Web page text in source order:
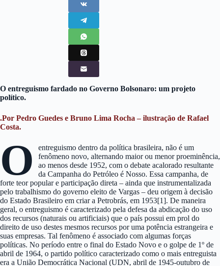
O entreguismo fardado no Governo Bolsonaro: um projeto
político.
.Por Pedro Guedes e Bruno Lima Rocha – ilustração de Rafael
Costa.
O
entreguismo dentro da política brasileira, não é um
fenômeno novo, alternando maior ou menor proeminência,
ao menos desde 1952, com o debate acalorado resultante
da Campanha do Petróleo é Nosso. Essa campanha, de
forte teor popular e participação direta – ainda que instrumentalizada
pelo trabalhismo do governo eleito de Vargas – deu origem à decisão
do Estado Brasileiro em criar a Petrobrás, em 1953[1]. De maneira
geral, o entreguismo é caracterizado pela defesa da abdicação do uso
dos recursos (naturais ou artificiais) que o país possui em prol do
direito de uso destes mesmos recursos por uma potência estrangeira e
suas empresas. Tal fenômeno é associado com algumas forças
políticas. No período entre o final do Estado Novo e o golpe de 1º de
abril de 1964, o partido político caracterizado como o mais entreguista
era a União Democrática Nacional (UDN, abril de 1945-outubro de